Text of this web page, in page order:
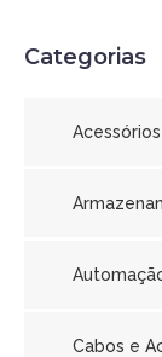
Categorias
Cabos e